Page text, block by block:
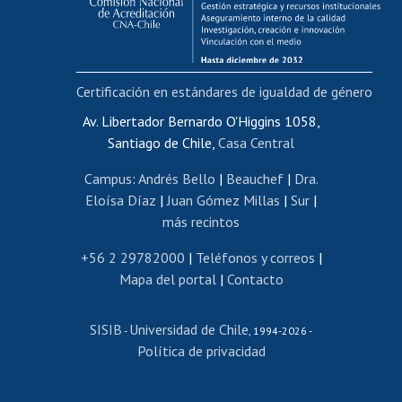
Funcionarias/os
Cursos internos de capacitación
Bienestar del personal
Portal de movilidad interna
Certificado de renta
Certificado de renta honorarios
Editar páginas blancas
Extranjeras/os
Revalidación y reconocimiento de títulos
Postulación al Programa de Movilidad Estudiantil
Cursos de español
Av. Libertador Bernardo O'Higgins 1058,
Santiago de Chile, Casa Central
Campus: Andrés Bello | Beauchef| Dra.
Eloísa Díaz |Juan Gómez Millas | Sur |
más recintos
+56 2 29782000 | Teléfonos y correos |
Mapa del portal| Contacto
SISIB - Universidad de Chile, 1994-2026 -
Política de privacidad
Certificación en estándares de igualdad de género